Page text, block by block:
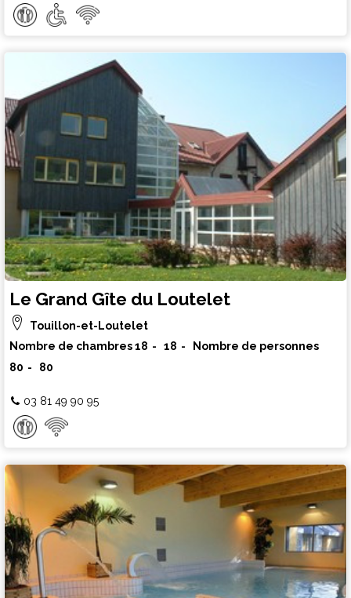
Le Grand Gîte du Loutelet
Touillon-et-Loutelet
Nombre de chambres18 18
Nombre de personnes
80
80
03 81 49 90 95